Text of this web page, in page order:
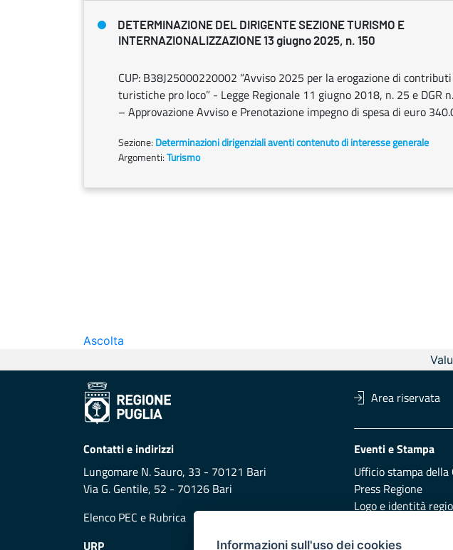
DETERMINAZIONE DEL DIRIGENTE SEZIONE TURISMO E
INTERNAZIONALIZZAZIONE 13 giugno 2025, n. 150
CUP: B38J25000220002 “Avviso 2025 per la erogazione di
turistiche pro loco” - Legge Regionale 11 giugno 2018, n. 25 e DGR
– Approvazione Avviso e Prenotazione impegno di spesa di euro
Sezione: Determinazioni dirigenziali aventi contenuto di interesse generale
Argomenti:Turismo
Ascolta
Area riservata
Contatti e indirizzi
Lungomare N. Sauro, 33 - 70121 Bari
Via G. Gentile, 52 - 70126 Bari
Elenco PEC e Rubrica
Eventi e Stampa
Ufficio stampa della
Press Regione
Logo e identità
URP Redazione
Informazioni sull'uso dei cookies